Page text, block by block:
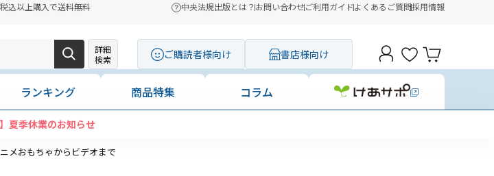
込以上購入で送料無料 中央法規出版とは？お問い合わせご利用ガイドよくあるご質問採用情報
詳細
検索
ご購読者様向け 書店様向け
ランキング 商品特集 コラム
】夏季休業のお知らせ
おもちゃからビデオまで